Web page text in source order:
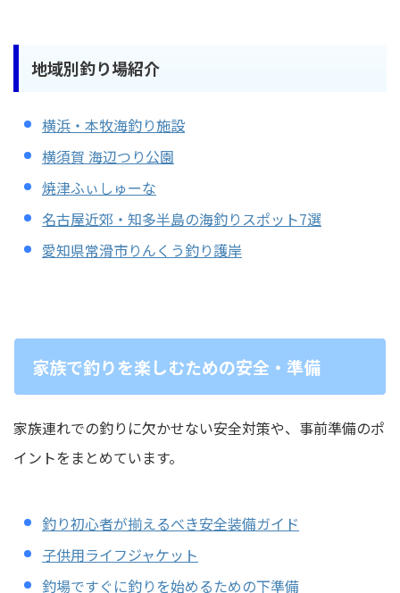
地域別釣り場紹介
横浜・本牧海釣り施設
横須賀 海辺つり公園
焼津ふぃしゅーな
名古屋近郊・知多半島の海釣りスポット7選
愛知県常滑市りんくう釣り護岸
家族で釣りを楽しむための安全・準備
家族連れでの釣りに欠かせない安全対策や、事前準備のポ
イントをまとめています。
釣り初心者が揃えるべき安全装備ガイド
子供用ライフジャケット
釣場ですぐに釣りを始めるための下準備